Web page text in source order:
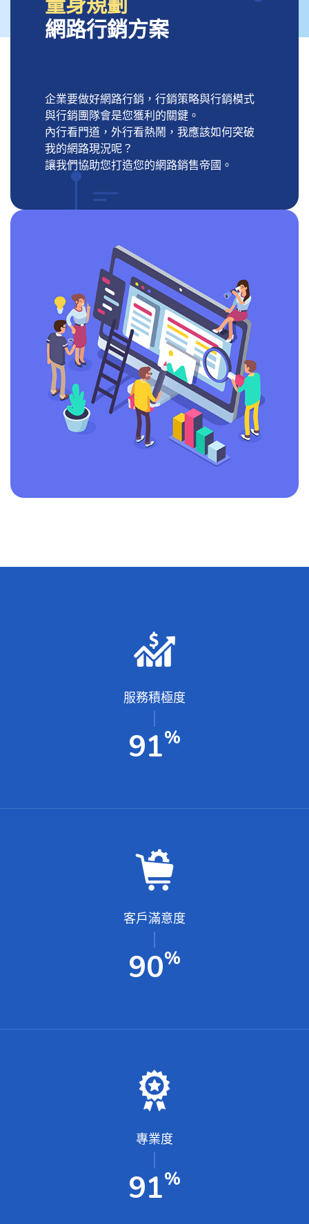
網路行銷方案
企業要做好網路行銷，行銷策略與行銷模式
與行銷團隊會是您獲利的關鍵。
內行看門道，外行看熱鬧，我應該如何突破
我的網路現況呢？
讓我們協助您打造您的網路銷售帝國。
服務積極度
100%
客戶滿意度
99%
專業度
100%